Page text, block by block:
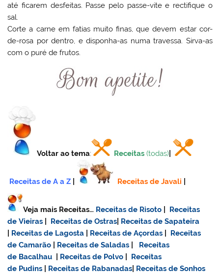
até ficarem desfeitas. Passe pelo passe-vite e rectifique o
sal.
Corte a carne em fatias muito finas, que devem estar cor-
de-rosa por dentro, e disponha-as numa travessa. Sirva-as
com o puré de frutos.
Voltar ao tema: Receitas (todas)
Receitas de A a Z Receitas de Javali
Veja mais Receitas… Receitas de Risoto
Receitas
de Vieiras
Receitas de Ostras Receitas de Sapateira
Receitas de Lagosta Receitas de Açordas
Receitas
de Camarão
Receitas de Saladas
Receitas
de Bacalhau
Receitas de Polvo
Receitas
de Pudins
Receitas de Rabanadas Receitas de Sonhos